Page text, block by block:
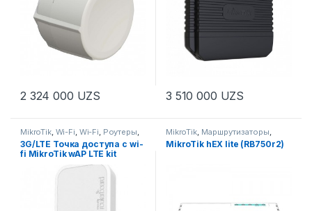
2 324 000 UZS 3 510 000 UZS
MikroTik, Wi-Fi Wi-Fi Роутеры
Роутеры
3G/LTE Точка доступа с wi-
fi MikroTik wAP LTE kit
(RBwAPR-2nD&R11e-LTE)
MikroTik, Маршрутизаторы
Роутеры
MikroTik hEX lite (RB750r2)